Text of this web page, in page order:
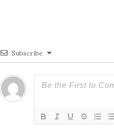
シ
ョ
ン
Subscribe